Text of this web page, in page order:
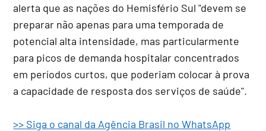
alerta que as nações do Hemisfério Sul "devem se
preparar não apenas para uma temporada de
potencial alta intensidade, mas particularmente
para picos de demanda hospitalar concentrados
em períodos curtos, que poderiam colocar à prova
a capacidade de resposta dos serviços de saúde".
>> Siga o canal da Agência Brasil no WhatsApp